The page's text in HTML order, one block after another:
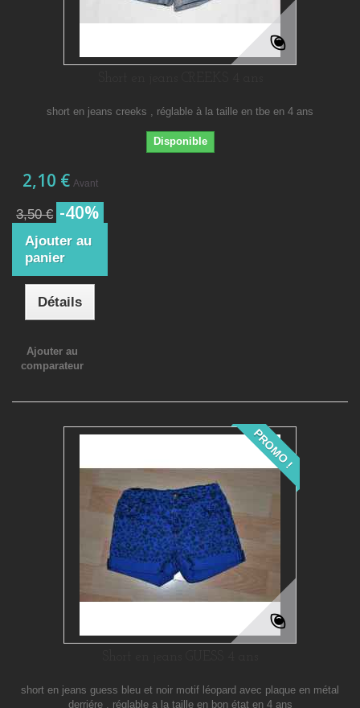
short en jeans creeks , réglable à la taille en tbe en 4 ans
Disponible
2,10 € Avant
3,50 € -40%
Ajouter au
panier
Détails
Ajouter au
comparateur
PROMO !
short en jeans guess bleu et noir motif léopard avec plaque en métal
derriére , réglable a la taille en bon état en 4 ans